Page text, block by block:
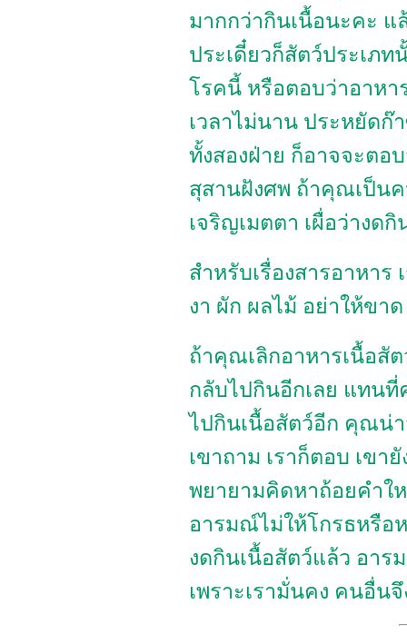
มากกว่ากินเนื้อนะคะ
ประเดี๋ยวก็สัตว์ประเภ
โรคนี้ หรือตอบว่าอาหา
เวลาไม่นาน ประหยัด
ทั้งสองฝ่าย ก็อาจจะตอ
สุสานฝังศพ ถ้าคุณเป็น
เจริญเมตตา เผื่อว่างดกิ
สำหรับเรื่องสารอาหาร
งา ผัก ผลไม้ อย่าให้ขาด
ถ้าคุณเลิกอาหารเนื้อสั
กลับไปกินอีกเลย แทน
ไปกินเนื้อสัตว์อีก คุณน่
เขาถาม เราก็ตอบ เขา
พยายามคิดหาถ้อยคำใ
อารมณ์ไม่ให้โกรธหรือ
งดกินเนื้อสัตว์แล้ว อาร
เพราะเรามั่นคง คนอื่น